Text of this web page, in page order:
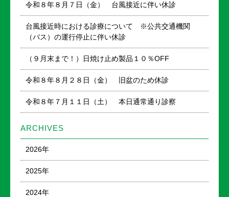
令和８年８月７日（金） 台風接近に伴い休診
台風接近時における診療について ※公共交通機関
（バス）の運行停止に伴い休診
（９月末まで！）日焼け止め製品１０％OFF
令和８年８月２８日（金） 旧盆のため休診
令和８年７月１１日（土） 本日通常通り診察
ARCHIVES
2026年
2025年
2024年